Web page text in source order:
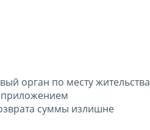
орган по месту жительства
суммы излишне